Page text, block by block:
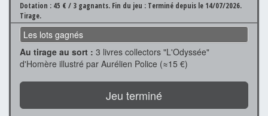
Dotation : 45 € / 3 gagnants. Fin du jeu : Terminé depuis le 14/07/2026.
Tirage.
Les lots gagnés
Au tirage au sort : 3 livres collectors "L'Odyssée"
d'Homère illustré par Aurélien Police (≈15 €)
Jeu terminé